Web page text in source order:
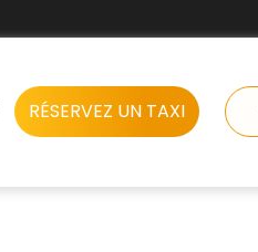
RÉSERVEZ UN TAXI